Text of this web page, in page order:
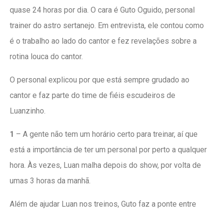
quase 24 horas por dia. O cara é Guto Oguido, personal
trainer do astro sertanejo. Em entrevista, ele contou como
é o trabalho ao lado do cantor e fez revelações sobre a
rotina louca do cantor.
O personal explicou por que está sempre grudado ao
cantor e faz parte do time de fiéis escudeiros de
Luanzinho.
1 – A gente não tem um horário certo para treinar, aí que
está a importância de ter um personal por perto a qualquer
hora. Às vezes, Luan malha depois do show, por volta de
umas 3 horas da manhã.
Além de ajudar Luan nos treinos, Guto faz a ponte entre